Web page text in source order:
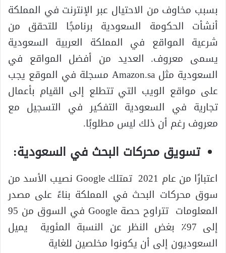
بسبب مخاوف من الاحتيال عبر الإنترنت في المملكة
أنشأت الحكومة السعودية برنامجًا للتحقق من
شرعية المواقع في المملكة العربية السعودية
يسمى معروف. العديد من أفضل المواقع في
السعودية مثل Amazon.sa مسجلة في الموقع يجب
على مواقع الويب التي تتطلع إلى القيام بأعمال
تجارية في السعودية التفكير في التسجيل مع
معروف رغم أن ذلك ليس مطلوبًا.
تسويق محركات البحث في السعودية:
اعتبارًا من عام 2021 تمتلك Google نصيب الأسد من
سوق محركات البحث في المملكة بناءً على مصدر
المعلومات تتراوح حصة Google في السوق من 95
إلى 97٪ بغض النظر عن النسبة المئوية يميل
السعوديون إلى أن يكونوا مخلصين للغاية